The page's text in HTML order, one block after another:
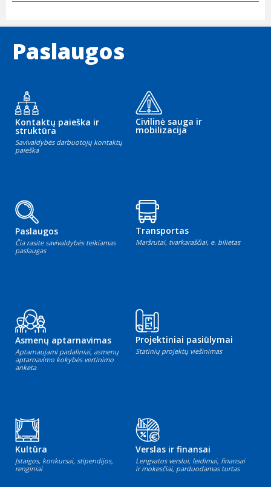
Paslaugos
Kontaktų paieška ir
struktūra
Savivaldybės darbuotojų kontaktų
paieška
Civilinė sauga ir
mobilizacija
Paslaugos
Čia rasite savivaldybės teikiamas
paslaugas
Transportas
Maršrutai, tvarkaraščiai, e. bilietas
Asmenų aptarnavimas
Aptarnaujami padaliniai, asmenų
aptarnavimo kokybės vertinimo
anketa
Projektiniai pasiūlymai
Statinių projektų viešinimas
Kultūra
Įstaigos, konkursai, stipendijos,
renginiai
Verslas ir finansai
Lengvatos verslui, leidimai, finansai
ir mokesčiai, parduodamas turtas